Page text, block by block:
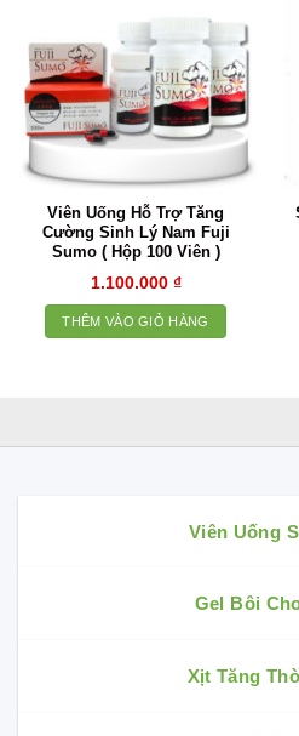
Viên Uống Hỗ Trợ Tăng
Cường Sinh Lý Nam Fuji
Sumo ( Hộp 100 Viên )
1.100.000 ₫
THÊM VÀO GIỎ HÀNG
Viên Uống
Gel Bôi
Xịt Tăng